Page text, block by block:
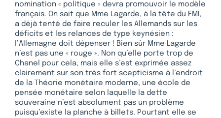
nomination « politique » devra promouvoir le modèle
français. On sait que Mme Lagarde, à la tête du FMI,
a déjà tenté de faire reculer les Allemands sur les
déficits et les relances de type keynésien :
l’Allemagne doit dépenser ! Bien sûr Mme Lagarde
n’est pas une « rouge ». Non qu’elle porte trop de
Chanel pour cela, mais elle s’est exprimée assez
clairement sur son très fort scepticisme à l’endroit
de la Théorie monétaire moderne, une école de
pensée monétaire selon laquelle la dette
souveraine n’est absolument pas un problème
puisqu’existe la planche à billets. Pourtant elle se